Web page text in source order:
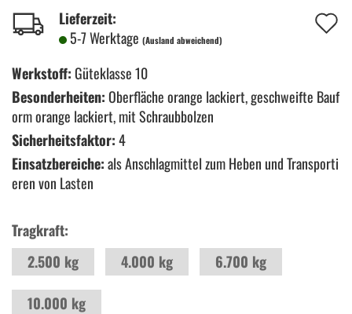
Lieferzeit:
5-7 Werktage (Ausland abweichend)
Werkstoff:Güteklasse 10
Besonderheiten:Oberfläche orange lackiert, geschweifte Bauf
orm orange lackiert, mit Schraubbolzen
Sicherheitsfaktor:4
Einsatzbereiche:als Anschlagmittel zum Heben und Transporti
eren von Lasten
Tragkraft:
2.500 kg
4.000 kg 6.700 kg
10.000 kg